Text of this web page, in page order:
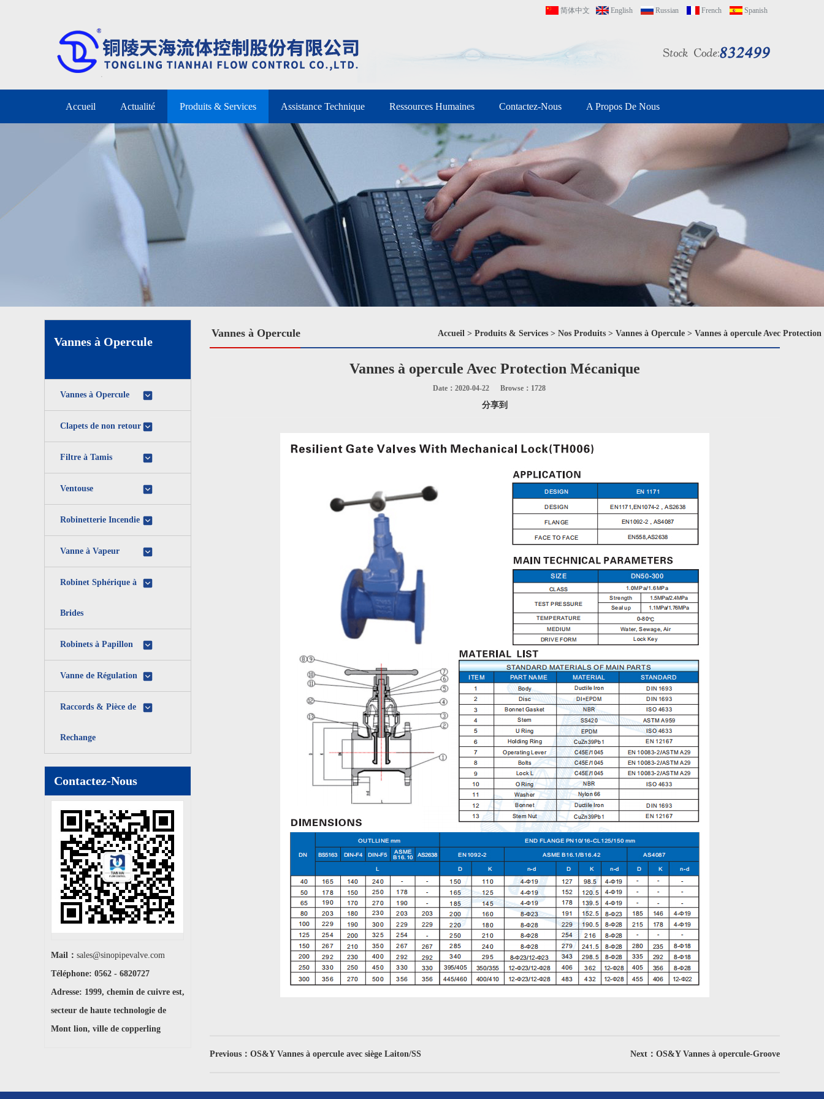
简体中文 English Russian French Spanish
Accueil Actualité Produits & Services Assistance Technique Ressources Humaines Contactez-Nous A Propos De Nous
Vannes à Opercule
Vannes à Opercule
Clapets de non retour
Filtre à Tamis
Ventouse
Robinetterie Incendie
Vanne à Vapeur
Robinet Sphérique à
Brides
Robinets à Papillon
Vanne de Régulation
Raccords & Pièce de
Rechange
Contactez-Nous
Mail： sales@sinopipevalve.com
Téléphone: 0562 - 6820727
Adresse: 1999, chemin de cuivre est,
secteur de haute technologie de
Mont lion, ville de copperling
Accueil > Produits & Services > Nos Produits > Vannes à Opercule > Vannes à opercule Avec
Vannes à Opercule
Vannes à opercule Avec Protection Mécanique
Date：2020-04-22 Browse： 1728
分享到
Previous：OS&Y Vannes à opercule avec siège Laiton/SS Next：OS&Y Vannes à opercule-Groove